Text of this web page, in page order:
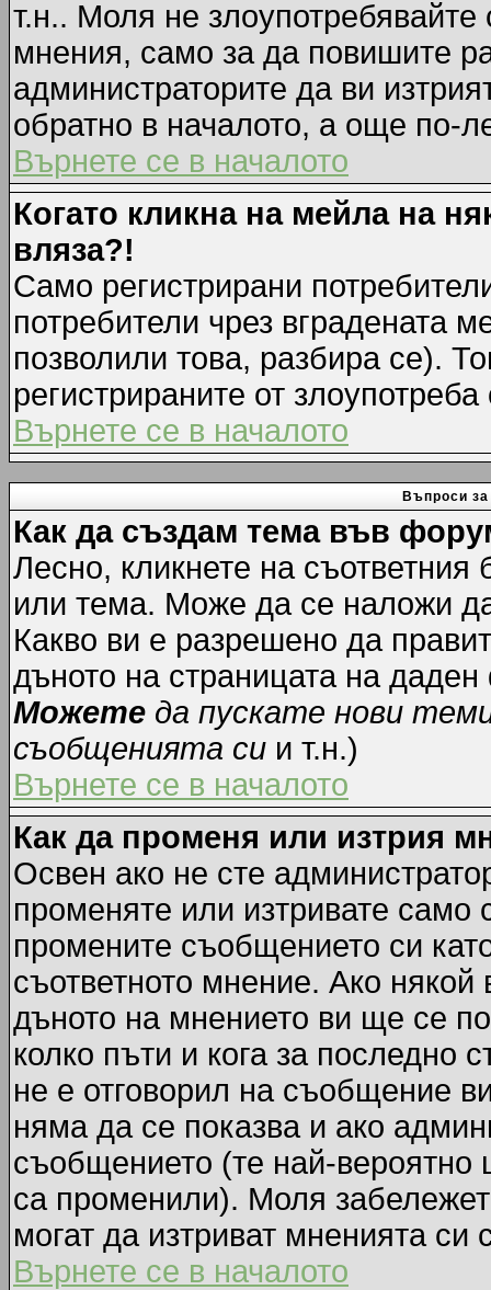
т.н.. Моля не
мнения, само за да повишите
администраторите да ви
обратно в началото, а още по-
Върнете се в началото
Когато кликна на мейла на
вляза?!
Само регистрирани
потребители чрез вградената
позволили това, разбира се).
регистрираните от
Върнете се в началото
Въпроси
Как да създам тема във
Лесно, кликнете на
или тема. Може да се наложи
Какво ви е разрешено да
дъното на страницата на
Можете да пускате нови
съобщенията си и т.н.)
Върнете се в началото
Как да променя или изтрия
Освен ако не сте
променяте или изтривате
промените съобщението си
съответното мнение. Ако
дъното на мнението ви ще се
колко пъти и кога за последно
не е отговорил на съобщение
няма да се показва и ако
съобщението (те най-
са променили). Моля
могат да изтриват мненията си
Върнете се в началото